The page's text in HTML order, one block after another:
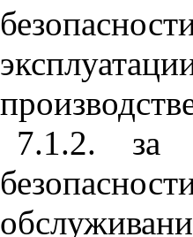
7.1.2. за